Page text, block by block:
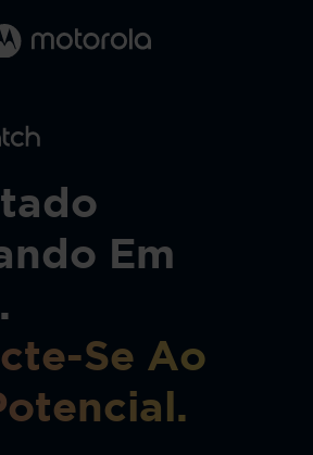
Em
Se Ao